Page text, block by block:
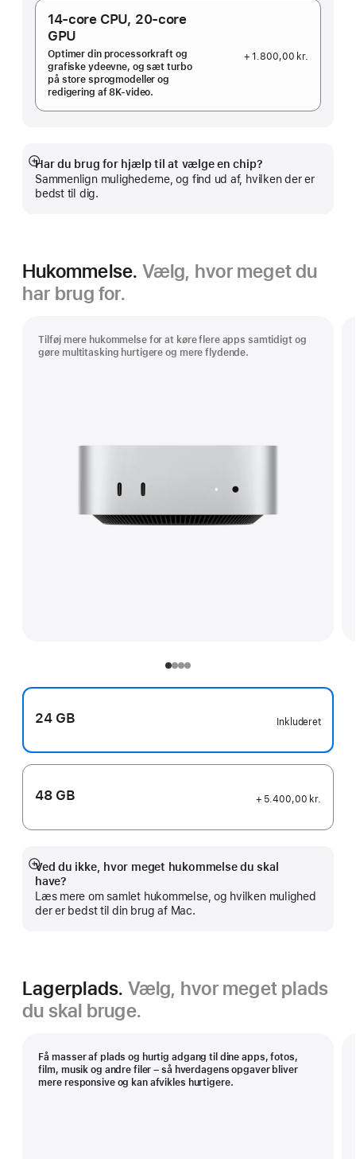
14‑core CPU, 20‑core
GPU
Optimer din processorkraft og
grafiske ydeevne, og sæt turbo
på store sprogmodeller og
redigering af 8K-video.
+ 1.800,00 kr.
Har du brug for hjælp til at vælge en chip?
Sammenlign mulighederne, og find ud af, hvilken der er
bedst til dig.
Vis
mere
Hukommelse. Vælg, hvor meget du
har brug for.
Tilføj mere hukommelse for at køre flere apps samtidigt og
gøre multitasking hurtigere og mere flydende.
24 GB Inkluderet
48 GB + 5.400,00 kr.
Ved du ikke, hvor meget hukommelse du skal
have?
Læs mere om samlet hukommelse, og hvilken mulighed
der er bedst til din brug af Mac.
Vis
mere
Lagerplads. Vælg, hvor meget plads
du skal bruge.
Få masser af plads og hurtig adgang til dine apps, fotos,
film, musik og andre filer – så hverdagens opgaver bliver
mere responsive og kan afvikles hurtigere.